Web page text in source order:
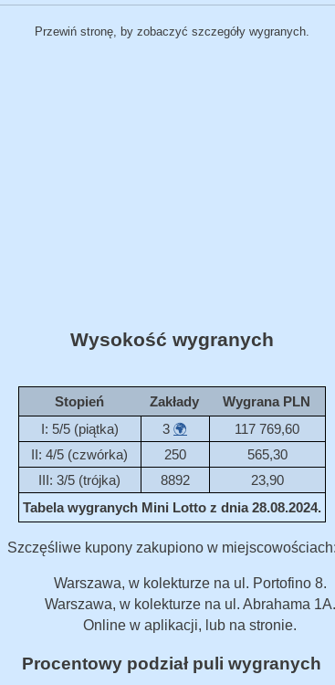
Przewiń stronę, by zobaczyć szczegóły wygranych.
Wysokość wygranych
Stopień Zakłady
Wygrana PLN
I: 5/5 (piątka)
3 🌍
117 769,60
II: 4/5 (czwórka)
250
565,30
III: 3/5 (trójka)
8892
23,90
Tabela wygranych Mini Lotto z dnia 28.08.2024.
Szczęśliwe kupony zakupiono w miejscowościach:
Warszawa, w kolekturze na ul. Portofino 8.
Warszawa, w kolekturze na ul. Abrahama 1A.
Online w aplikacji, lub na stronie.
Procentowy podział puli wygranych